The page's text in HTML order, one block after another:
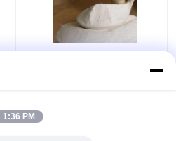
em água Inulina
1:36 PM